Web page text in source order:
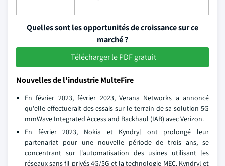
Quelles sont les opportunités de croissance sur ce
marché ?
Télécharger le PDF gratuit
Nouvelles de l'industrie MulteFire
En février 2023, février 2023, Verana Networks a annoncé
qu'elle effectuerait des essais sur le terrain de sa solution 5G
mmWave Integrated Access and Backhaul (IAB) avec Verizon.
En février 2023, Nokia et Kyndryl ont prolongé leur
partenariat pour une nouvelle période de trois ans, se
concentrant sur l'automatisation des usines utilisant les
réseaux sans fil privés 4G/5G et la technologie MEC. Kyndryl et